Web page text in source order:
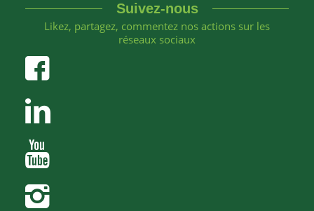
Suivez-nous
Likez, partagez, commentez nos actions sur les
réseaux sociaux